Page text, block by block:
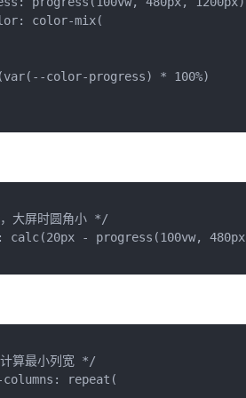
color-mix(
color-progress) * 100%)
大屏时圆角小 */
calc(20px - progress(100vw,
算最小列宽 */
repeat(